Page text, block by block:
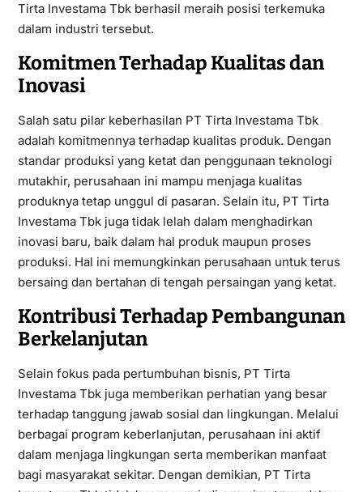
Tirta Investama Tbk berhasil meraih posisi terkemuka
dalam industri tersebut.
Komitmen Terhadap Kualitas dan
Inovasi
Salah satu pilar keberhasilan PT Tirta Investama Tbk
adalah komitmennya terhadap kualitas produk. Dengan
standar produksi yang ketat dan penggunaan teknologi
mutakhir, perusahaan ini mampu menjaga kualitas
produknya tetap unggul di pasaran. Selain itu, PT Tirta
Investama Tbk juga tidak lelah dalam menghadirkan
inovasi baru, baik dalam hal produk maupun proses
produksi. Hal ini memungkinkan perusahaan untuk terus
bersaing dan bertahan di tengah persaingan yang ketat.
Kontribusi Terhadap Pembangunan
Berkelanjutan
Selain fokus pada pertumbuhan bisnis, PT Tirta
Investama Tbk juga memberikan perhatian yang besar
terhadap tanggung jawab sosial dan lingkungan. Melalui
berbagai program keberlanjutan, perusahaan ini aktif
dalam menjaga lingkungan serta memberikan manfaat
bagi masyarakat sekitar. Dengan demikian, PT Tirta